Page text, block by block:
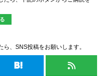
、SNS投稿をお願いします。